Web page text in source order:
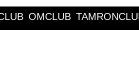
OMCLUB